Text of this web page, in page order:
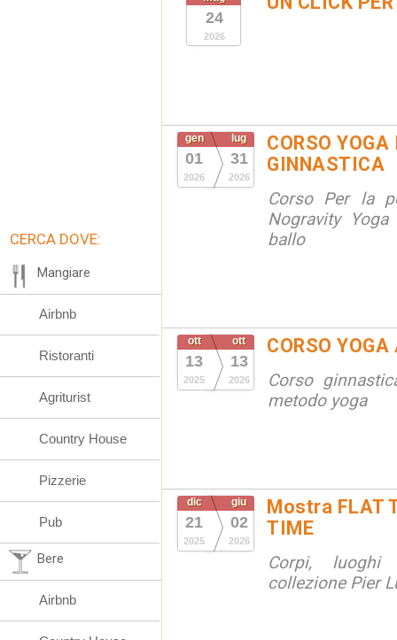
24
2026
gen
01
2026
lug
31
2026
CORSO
GINNASTICA
Corso Per la
Nogravity
ballo
ott
13
2025
ott
13
2026
CORSO
Corso
metodo yoga
dic
21
2025
giu
02
2026
Mostra FLAT
TIME
Corpi,
collezione Pier
CERCA DOVE:
Mangiare
Airbnb
Ristoranti
Agriturist
Country House
Pizzerie
Pub
Bere
Airbnb